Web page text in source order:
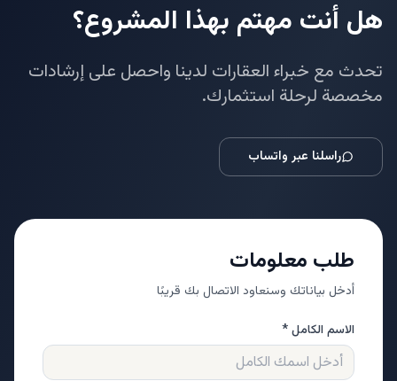
هل أنت مهتم بهذا المشروع؟
تحدث مع خبراء العقارات لدينا واحصل على إرشادات
مخصصة لرحلة استثمارك.
راسلنا عبر واتساب
طلب معلومات
أدخل بياناتك وسنعاود الاتصال بك قريبًا
الاسم الكامل *